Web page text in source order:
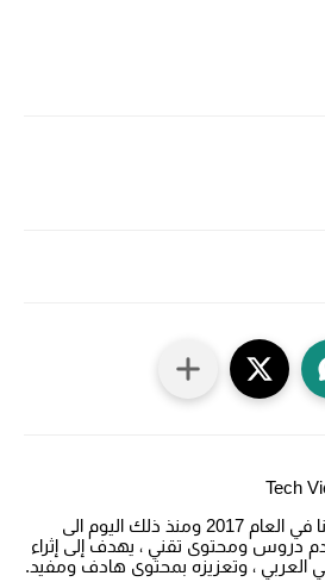
انطلق موقعنا في العام 2017 ومنذ ذلك اليوم الى
دروس ومحتوى تقني ، يهدف إلى إثراء
العربي ، وتعزيزه بمحتوى هادف ومفيد.